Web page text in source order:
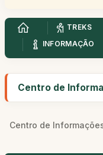
TREKS
INFORMAÇÃO
Centro de
Centro de